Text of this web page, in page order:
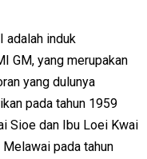
adalah induk
GM, yang merupakan
yang dulunya
pada tahun 1959
Sioe dan Ibu Loei Kwai
pada tahun